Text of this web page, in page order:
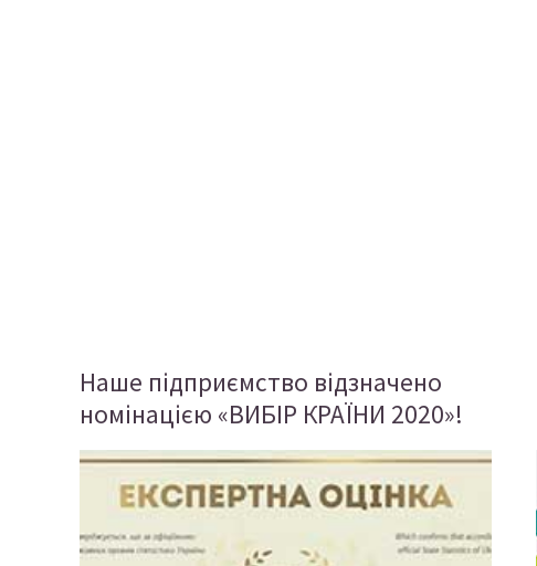
Наше підприємство відзначено
номінацією «ВИБІР КРАЇНИ 2020»!